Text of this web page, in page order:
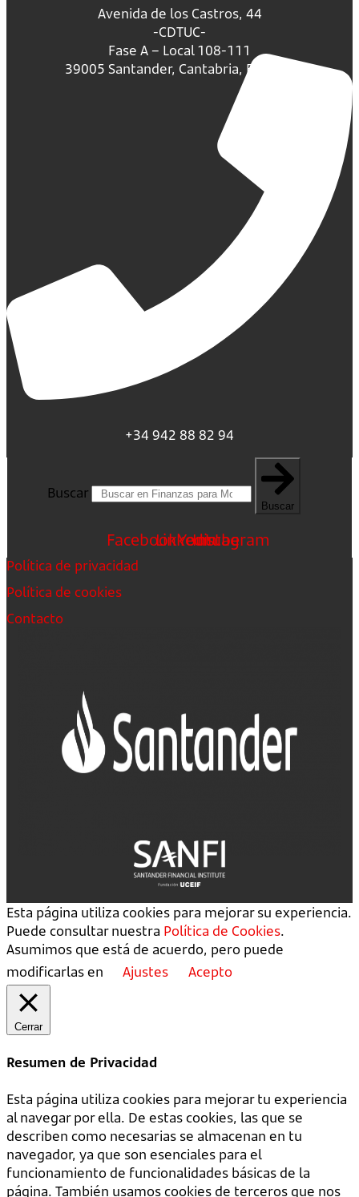
Avenida de los Castros, 44
-CDTUC-
Fase A – Local 108-111
39005 Santander, Cantabria, España.
+34 942 88 82 94
Buscar
Buscar
FacebookLinkedin
Youtube
Instagram
Política de privacidad
Política de cookies
Contacto
Esta página utiliza cookies para mejorar su experiencia.
Puede consultar nuestra Política de Cookies.
Asumimos que está de acuerdo, pero puede
modificarlas en
Ajustes Acepto
Cerrar
Resumen de Privacidad
Esta página utiliza cookies para mejorar tu experiencia
al navegar por ella. De estas cookies, las que se
describen como necesarias se almacenan en tu
navegador, ya que son esenciales para el
funcionamiento de funcionalidades básicas de la
página. También usamos cookies de terceros que nos